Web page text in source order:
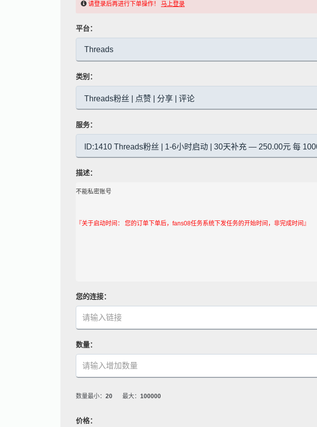
请登录后再进行下单操作！ 马上登录
平台：
类别：
服务：
描述：
不能私密账号
『关于启动时间： 您的订单下单后，fans08任务系统下发任务的开始时间，非完成时间』
您的连接：
数量：
数量最小： 20 最大： 100000
价格：